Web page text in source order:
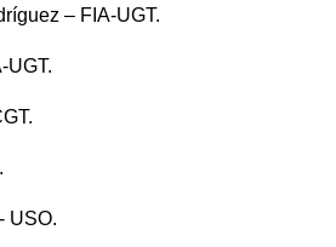
– FIA-UGT.
UGT.
USO.